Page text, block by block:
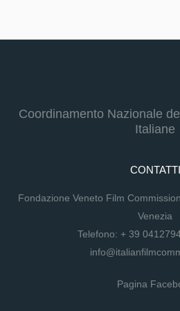
Coordinamento Nazionale
Italiane
CONTATTI
Fondazione Veneto Film
Venezia
Telefono: + 39
Pagina